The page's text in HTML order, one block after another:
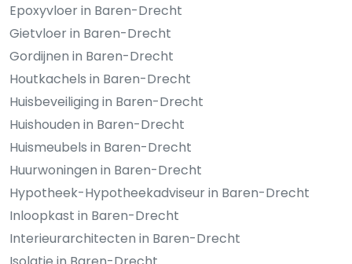
Epoxyvloer in Baren-Drecht
Gietvloer in Baren-Drecht
Gordijnen in Baren-Drecht
Houtkachels in Baren-Drecht
Huisbeveiliging in Baren-Drecht
Huishouden in Baren-Drecht
Huismeubels in Baren-Drecht
Huurwoningen in Baren-Drecht
Hypotheek-Hypotheekadviseur in Baren-Drecht
Inloopkast in Baren-Drecht
Interieurarchitecten in Baren-Drecht